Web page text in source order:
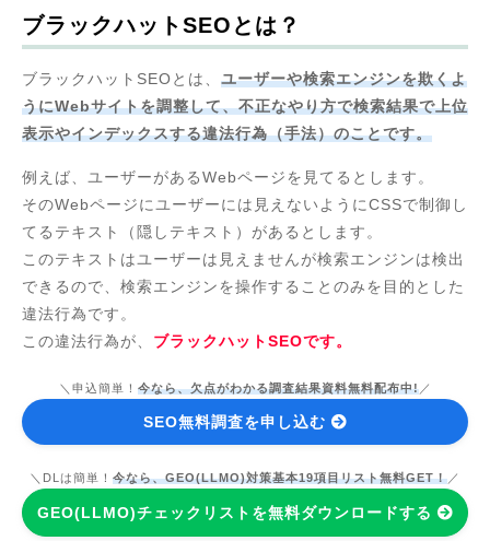
ブラックハットSEOとは？
ブラックハットSEOとは、 ユーザーや検索エンジンを欺くよ
うにWebサイトを調整して、不正なやり方で検索結果で上位
表示やインデックスする違法行為（手法）のことです。
例えば、ユーザーがあるWebページを見てるとします。
そのWebページにユーザーには見えないようにCSSで制御し
てるテキスト（隠しテキスト）があるとします。
このテキストはユーザーは見えませんが検索エンジンは検出
できるので、検索エンジンを操作することのみを目的とした
違法行為です。
この違法行為が、 ブラックハットSEOです。
＼申込簡単！ 今なら、欠点がわかる調査結果資料無料配布中!／
SEO無料調査を申し込む
＼DLは簡単！ 今なら、GEO(LLMO)対策基本19項目リスト無料GET！ ／
GEO(LLMO)チェックリストを無料ダウンロードする